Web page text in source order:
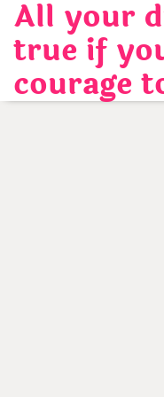
Skip
content
All your
true if
courage